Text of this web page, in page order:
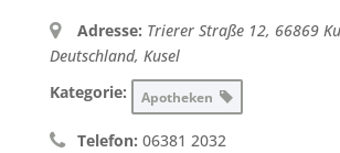
Adresse: Trierer Straße 12, 66869
Deutschland, Kusel
Kategorie:
Apotheken
Telefon: 06381 2032